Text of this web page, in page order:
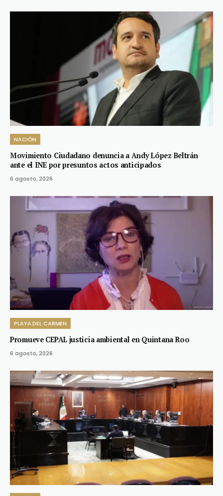
NACIÓN
Movimiento Ciudadano denuncia a Andy López Beltrán
ante el INE por presuntos actos anticipados
6 agosto, 2026
PLAYA DEL CARMEN
Promueve CEPAL justicia ambiental en Quintana Roo
6 agosto, 2026